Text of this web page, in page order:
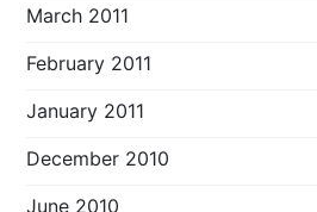
March 2011
February 2011
January 2011
December 2010
June 2010